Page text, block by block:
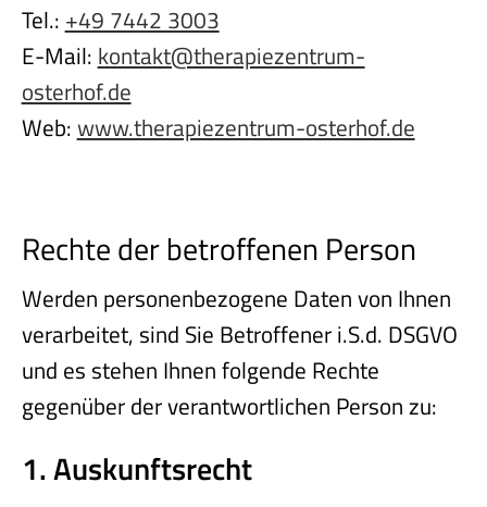
Tel.: +49 7442 3003
E-Mail: kontakt@therapiezentrum-
osterhof.de
Web:www.therapiezentrum-osterhof.de
Rechte der betroffenen Person
Werden personenbezogene Daten von Ihnen
verarbeitet, sind Sie Betroffener i.S.d. DSGVO
und es stehen Ihnen folgende Rechte
gegenüber der verantwortlichen Person zu:
1. Auskunftsrecht